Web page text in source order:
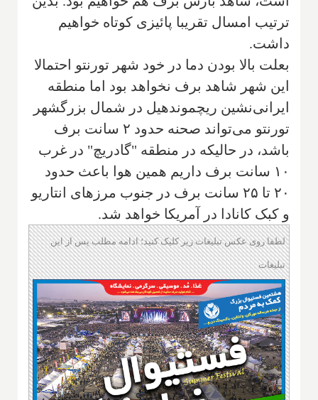
ترتیب امسال تقریبا پائیزی کوتاه خواهیم
داشت.
بعلت بالا بودن دما در خود شهر تورنتو احتمالا
این شهر شاهد برف نخواهد بود اما منطقه
ایرانی‌نشین ریچموندهیل در شمال بزرگشهر
تورنتو می‌تواند صحنه حدود ۲ سانت برف
باشد، در حالیکه در منطقه "گادریچ" در غرب
۱۰ سانت برف داریم همین هوا باعث حدود
۲۰ تا ۲۵ سانت برف در جنوب مرزهای انتاریو
و کبک کانادا در آمریکا خواهد شد.
لطفا روی عکس تبلیغات زیر کلیک کنید؛ ادامه مطلب پس از این
تبلیغات